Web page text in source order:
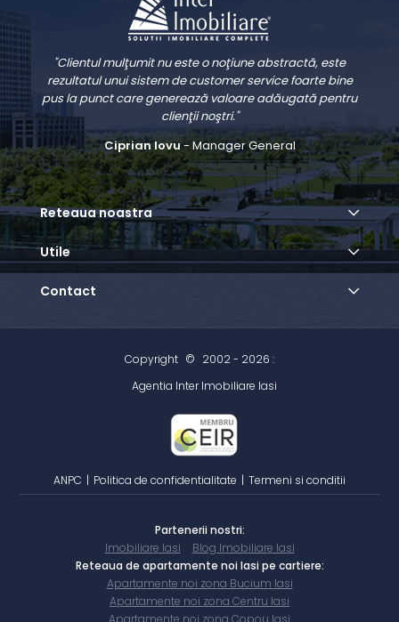
"Clientul mulţumit nu este o noţiune abstractă, este
rezultatul unui sistem de customer service foarte bine
pus la punct care generează valoare adăugată pentru
clienţii noştri."
Ciprian Iovu- Manager General
Reteaua noastra
Utile
Contact
Copyright © 2002 - 2026 :
Agentia Inter Imobiliare Iasi
ANPC | Politica de confidentialitate | Termeni si conditii
Partenerii nostri:
Imobiliare Iasi
Blog Imobiliare Iasi
Reteaua de apartamente noi Iasi pe cartiere:
Apartamente noi zona Bucium Iasi
Apartamente noi zona Centru Iasi